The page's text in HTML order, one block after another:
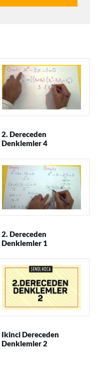
2. Dereceden
Denklemler 4
2. Dereceden
Denklemler 1
Ikinci Dereceden
Denklemler 2